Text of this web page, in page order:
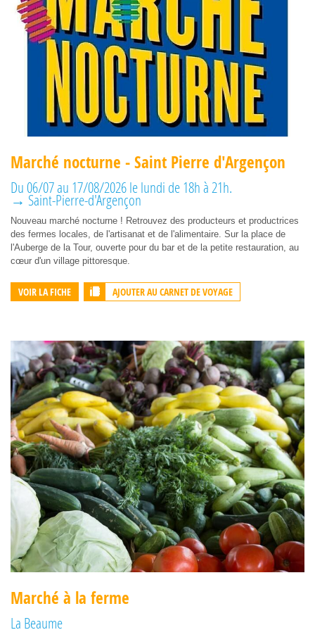
Marché nocturne - Saint Pierre d'Argençon
Du 06/07 au 17/08/2026 le lundi de 18h à 21h.
→ Saint-Pierre-d'Argençon
Nouveau marché nocturne ! Retrouvez des producteurs et productrices
des fermes locales, de l'artisanat et de l'alimentaire. Sur la place de
l'Auberge de la Tour, ouverte pour du bar et de la petite restauration, au
cœur d'un village pittoresque.
VOIR LA FICHE AJOUTER AU CARNET DE VOYAGE
Marché à la ferme
La Beaume